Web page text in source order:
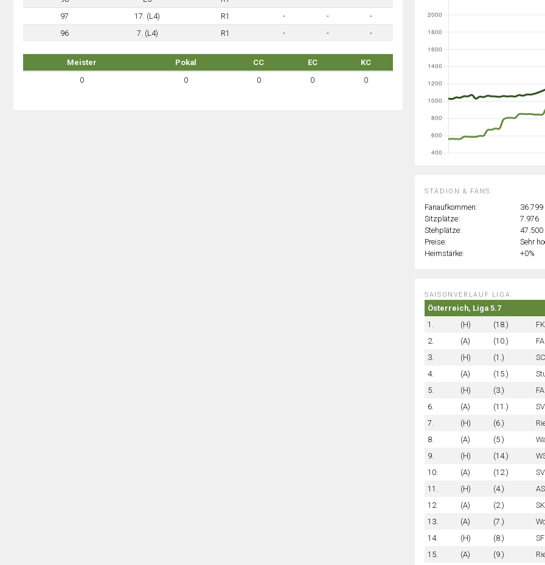
97
17. (L4) R1 - -
-
96
7. (L4) R1 - - -
Meister Pokal CC EC
KC
0
0 0 0 0
STADION & FANS:
Fanaufkommen:
36.799
Sitzplätze:
7.976
Stehplätze:
47.500
Preise:
Sehr
Heimstärke:
+0%
SAISONVERLAUF LIGA:
Österreich, Liga 5.7
1.
(H) (18.)
2.
(A) (10.)
3.
(H) (1.)
4.
(A) (15.)
5.
(H) (3.)
6.
(A) (11.)
7.
(H) (6.)
8.
(A) (5.)
9.
(H) (14.)
10.
(A) (12.)
11.
(H) (4.)
12.
(A) (2.)
13.
(A) (7.)
14.
(H) (8.)
15.
(A) (9.)